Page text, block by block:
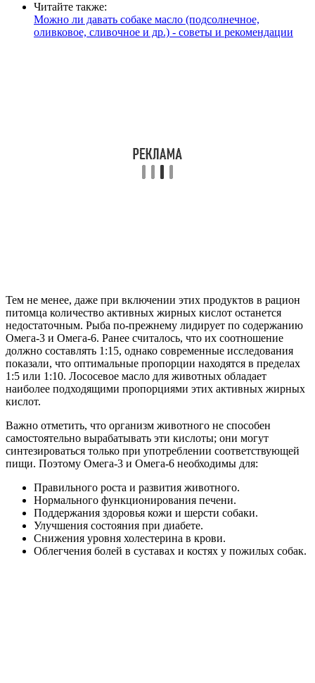
Читайте также:
Можно ли давать собаке масло (подсолнечное,
оливковое, сливочное и др.) - советы и рекомендации
Тем не менее, даже при включении этих продуктов в рацион
питомца количество активных жирных кислот останется
недостаточным. Рыба по-прежнему лидирует по содержанию
Омега-3 и Омега-6. Ранее считалось, что их соотношение
должно составлять 1:15, однако современные исследования
показали, что оптимальные пропорции находятся в пределах
1:5 или 1:10. Лососевое масло для животных обладает
наиболее подходящими пропорциями этих активных жирных
кислот.
Важно отметить, что организм животного не способен
самостоятельно вырабатывать эти кислоты; они могут
синтезироваться только при употреблении соответствующей
пищи. Поэтому Омега-3 и Омега-6 необходимы для:
Правильного роста и развития животного.
Нормального функционирования печени.
Поддержания здоровья кожи и шерсти собаки.
Улучшения состояния при диабете.
Снижения уровня холестерина в крови.
Облегчения болей в суставах и костях у пожилых собак.